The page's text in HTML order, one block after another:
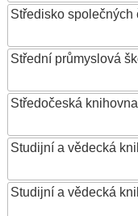
Středisko společných
Střední průmyslová
Středočeská
Studijní a vědecká
Studijní a vědecká